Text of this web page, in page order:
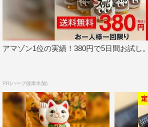
アマゾン1位の実績！380円で5日間お試し。
PR(ハーブ健康本舗)